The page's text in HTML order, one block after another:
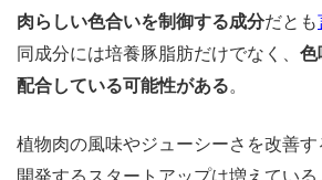
肉らしい色合いを制御する成分だとも
同成分には培養豚脂肪だけでなく、 色
配合している可能性がある。
植物肉の風味やジューシーさを改善
開発するスタートアップは増えてい